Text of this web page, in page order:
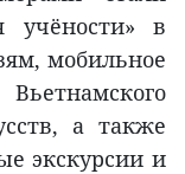
учёности» в
мобильное
а также
экскурсии и